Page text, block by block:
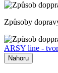
Způsoby
ARSY line -
Nahoru